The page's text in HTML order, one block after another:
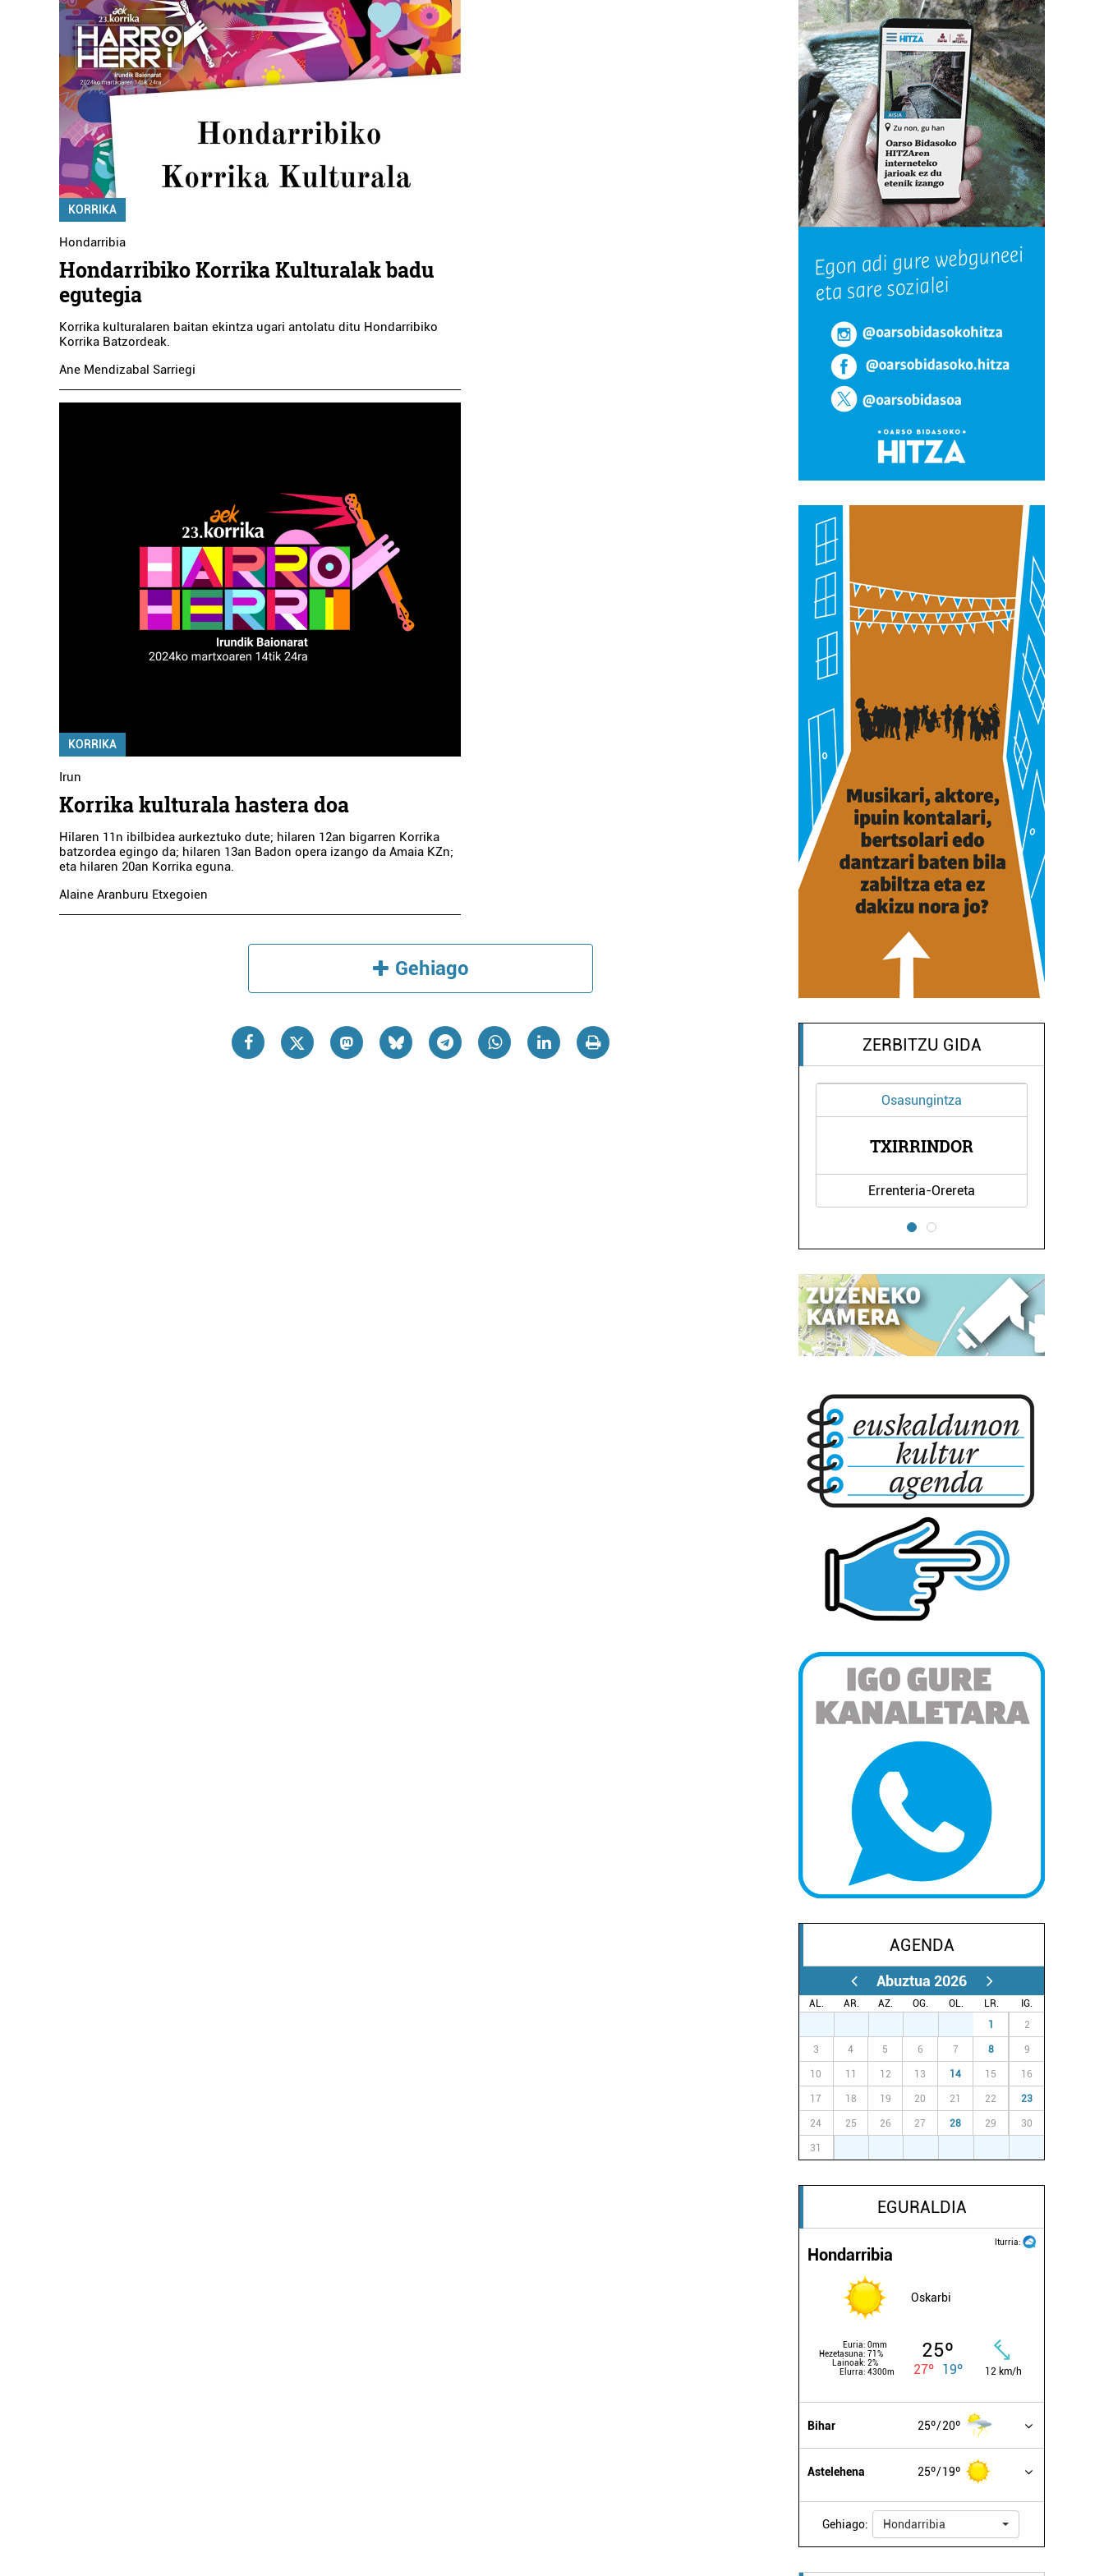
KORRIKA
Hondarribia
Hondarribiko Korrika Kulturalak badu
egutegia
Korrika kulturalaren baitan ekintza ugari antolatu ditu Hondarribiko
Korrika Batzordeak.
Ane Mendizabal Sarriegi
KORRIKA
Irun
Korrika kulturala hastera doa
Hilaren 11n ibilbidea aurkeztuko dute; hilaren 12an bigarren Korrika
batzordea egingo da; hilaren 13an Badon opera izango da Amaia KZn;
eta hilaren 20an Korrika eguna.
Alaine Aranburu Etxegoien
Gehiago
ZERBITZU GIDA
BAT KIROL ETA
AGENDA
Abuztua 2026
AL. AR. AZ. OG. OL. LR.
IG.
1 2
3 4 5 6 7 8 9
10 11 12 13 14 15 16
17 18 19 20 21 22 23
24 25 26 27 28 29 30
31
EGURALDIA
Iturria:
Hondarribia
Oskarbi
Euria: 0mm
Hezetasuna: 71%
Lainoak: 2%
Elurra: 4300m
25º
27º 19º 12 km/h
Bihar 25º 20º
Astelehena 25º 19º
Gehiago: Hondarribia